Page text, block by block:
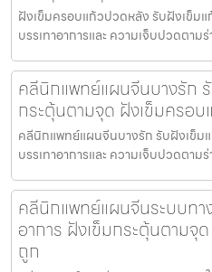
ฝังเข็มครอบแก้วปวดหลัง รับฝังเข็ม
บรรเทาอาการและ ความเจ็บปวดตา
คลีนิกแพทย์แผนจีนบางรัก
กระตุ้นตามจุด ฝังเข็มครอบ
คลีนิกแพทย์แผนจีนบางรัก รับฝังเข็ม
บรรเทาอาการและ ความเจ็บปวดตา
คลีนิกแพทย์แผนจีนระบบทา
อาการ ฝังเข็มกระตุ้นตามจุ
ถูก